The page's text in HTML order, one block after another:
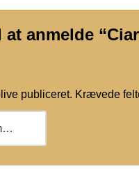
anmelde
publiceret. Krævede